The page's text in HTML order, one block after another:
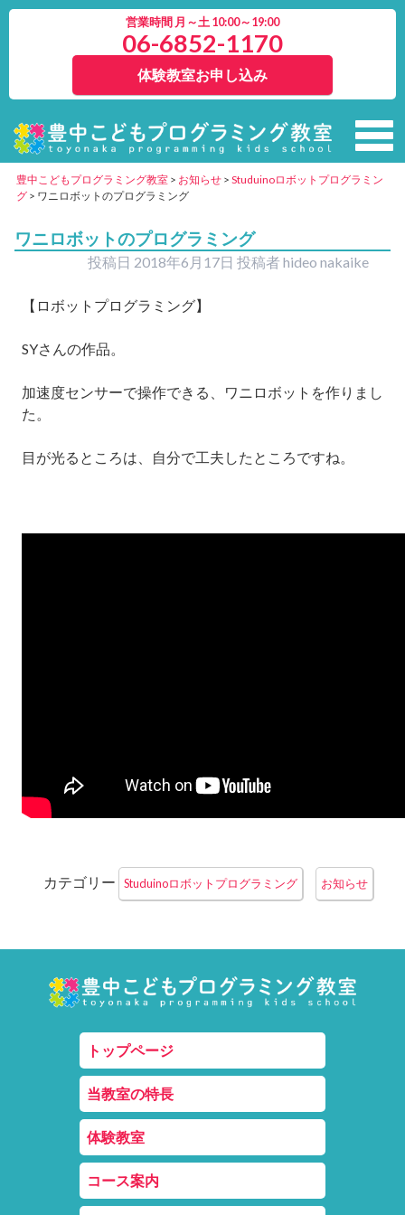
営業時間 月～土 10:00～19:00
06-6852-1170
体験教室お申し込み
豊中こどもプログラミング教室 > お知らせ > Studuinoロボットプログラミン
グ > ワニロボットのプログラミング
ワニロボットのプログラミング
投稿日 2018年6月17日 投稿者 hideo nakaike
【ロボットプログラミング】
SYさんの作品。
加速度センサーで操作できる、ワニロボットを作りまし
た。
目が光るところは、自分で工夫したところですね。
カテゴリー Studuinoロボットプログラミング お知らせ
トップページ
当教室の特長
体験教室
コース案内